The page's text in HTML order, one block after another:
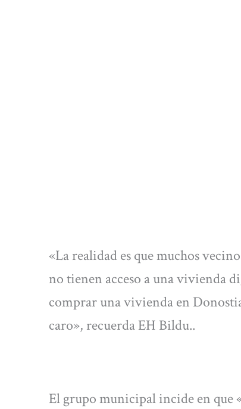
«La realidad es que muchos
no tienen acceso a una vivienda
comprar una vivienda en
caro», recuerda EH Bildu..
El grupo municipal incide en que